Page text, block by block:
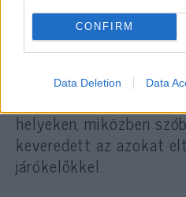
CONFIRM
Data Deletion Data
„Izrael csecsemőket
Korábban tevékenyen
gázai flotillában is, és
helyeken, miközben
keveredett az azokat
járókelőkkel.